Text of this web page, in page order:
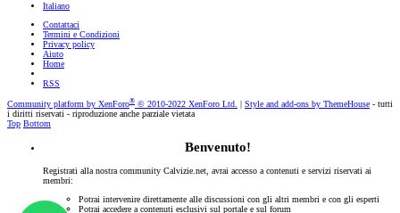
Italiano
Contattaci
Termini e Condizioni
Privacy policy
Aiuto
Home
RSS
Community platform by XenForo® © 2010-2022 XenForo Ltd. Style and add-ons by ThemeHouse - tutti
i diritti riservati - riproduzione anche parziale vietata
Top Bottom
Benvenuto!
Registrati alla nostra community Calvizie.net, avrai accesso a contenuti e servizi riservati ai
membri:
Potrai intervenire direttamente alle discussioni con gli altri membri e con gli esperti
Potrai accedere a contenuti esclusivi sul portale e sul forum